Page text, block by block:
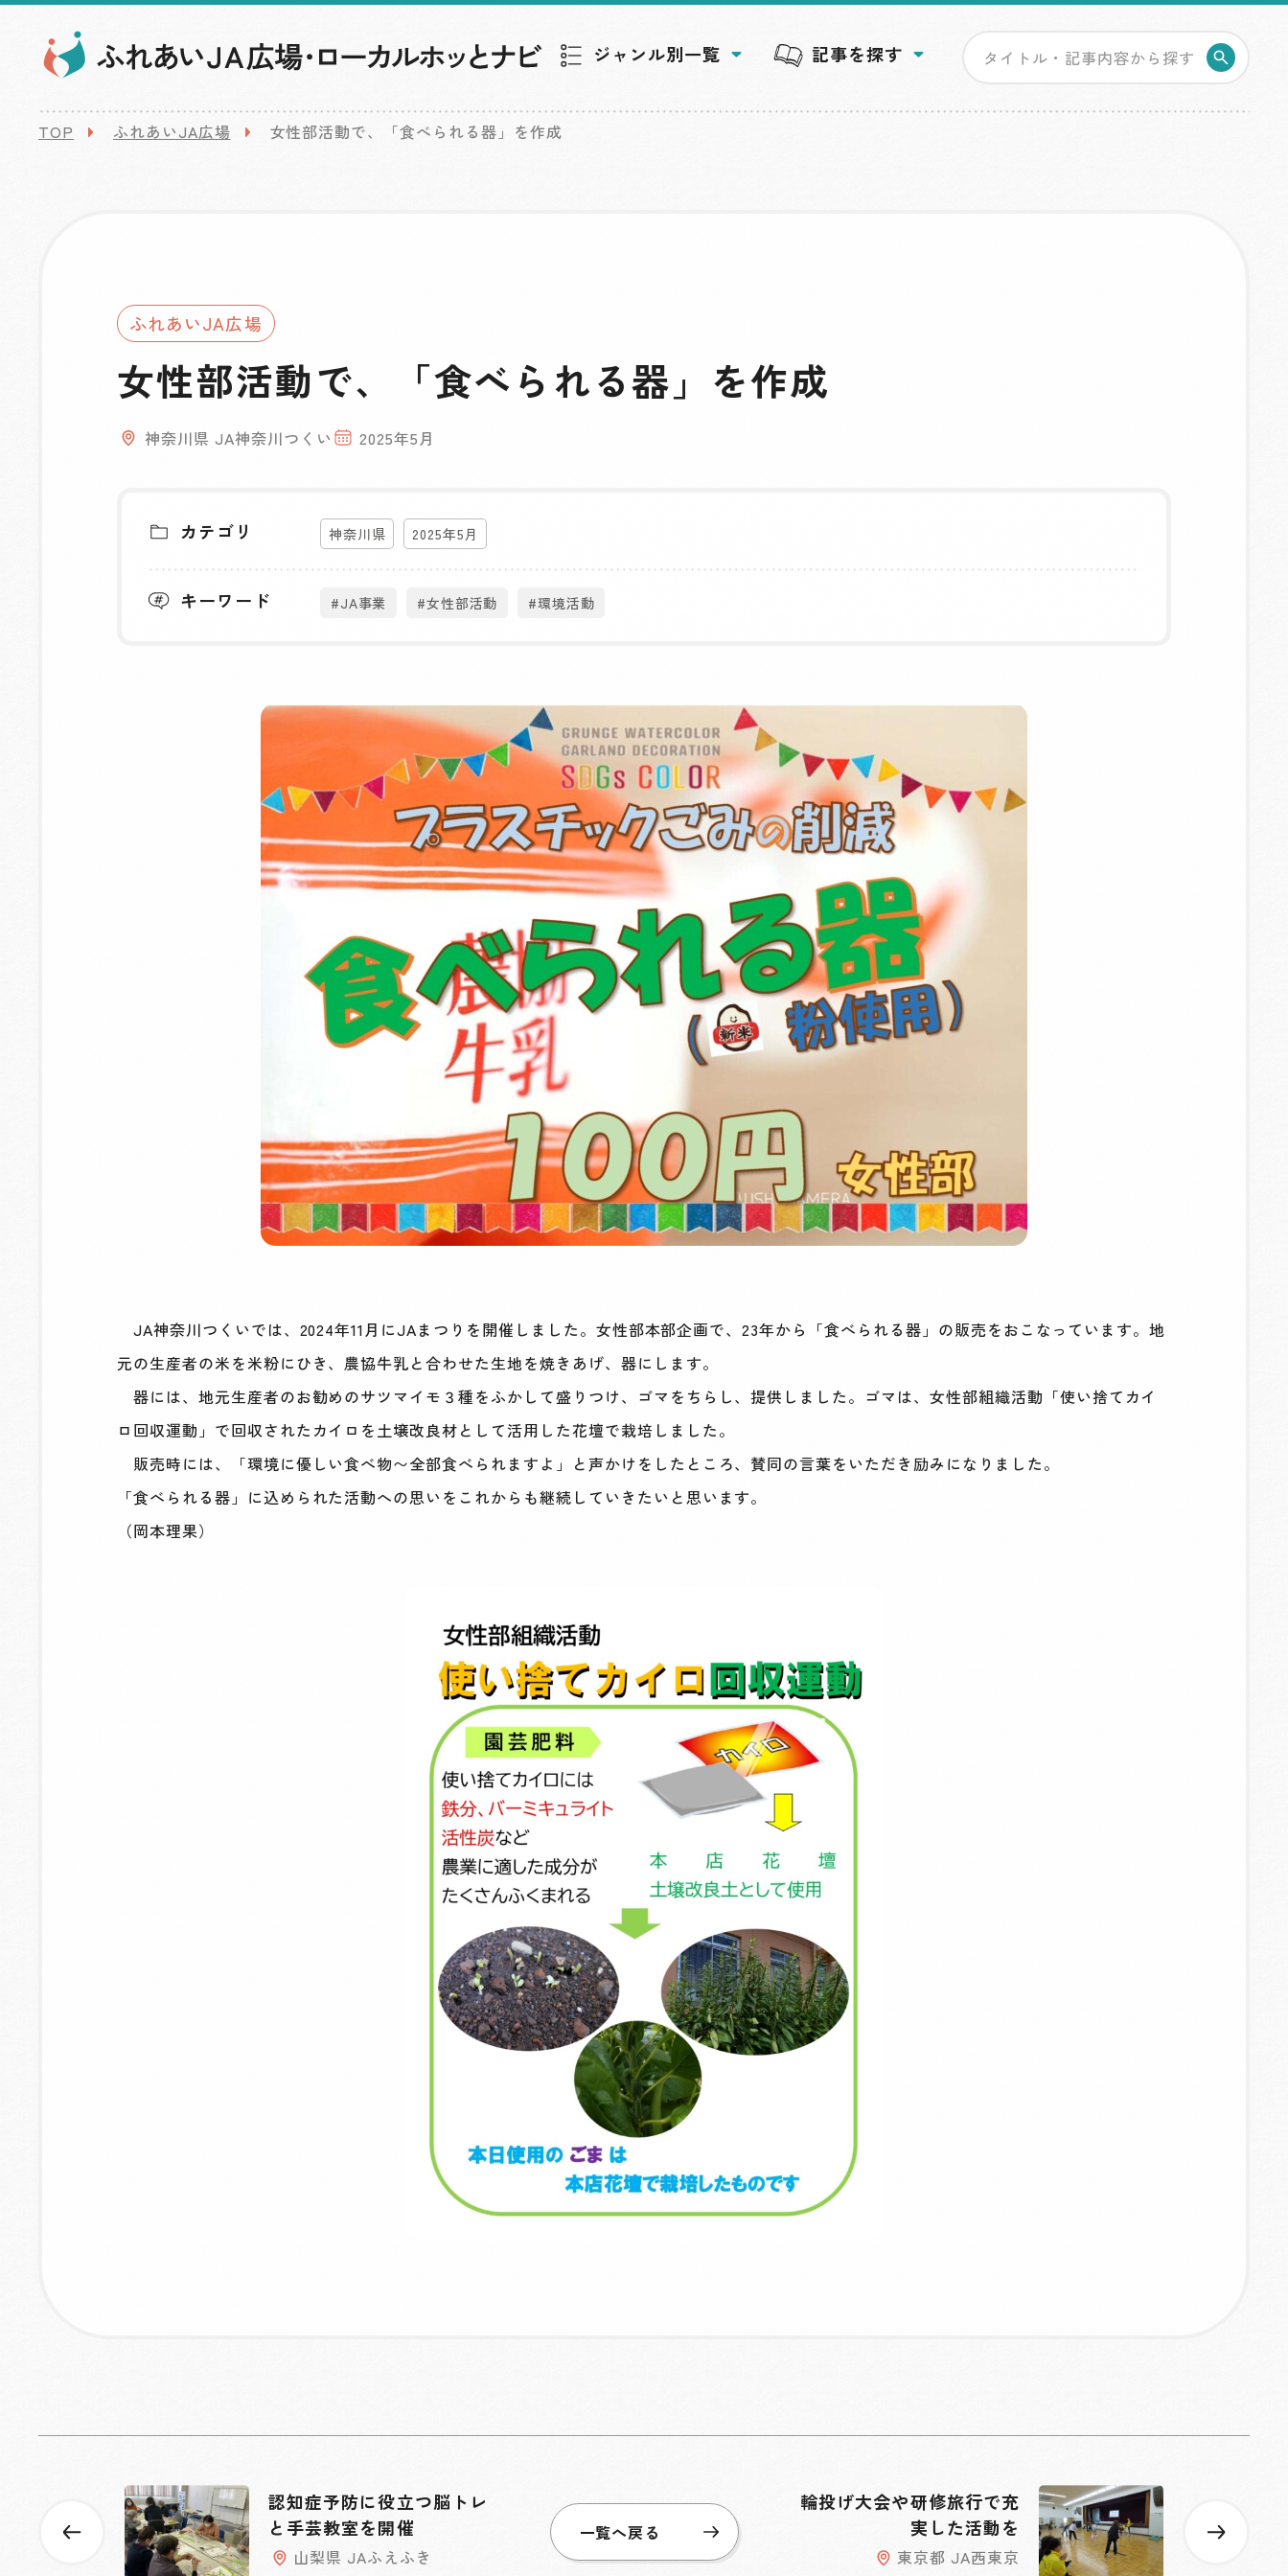
ジャンル別一覧 記事を探す
TOP ふれあいJA広場 女性部活動で、「食べられる器」を作成
ふれあいJA広場
女性部活動で、「食べられる器」を作成
神奈川県 JA神奈川つくい 2025年5月
カテゴリ 神奈川県 2025年5月
キーワード #JA事業 #女性部活動 #環境活動
JA神奈川つくいでは、2024年11月にJAまつりを開催しました。女性部本部企画で、23年から「食べられる器」の販売をおこなっています。地
元の生産者の米を米粉にひき、農協牛乳と合わせた生地を焼きあげ、器にします。
器には、地元生産者のお勧めのサツマイモ３種をふかして盛りつけ、ゴマをちらし、提供しました。ゴマは、女性部組織活動「使い捨てカイ
ロ回収運動」で回収されたカイロを土壌改良材として活用した花壇で栽培しました。
販売時には、「環境に優しい食べ物〜全部食べられますよ」と声かけをしたところ、賛同の言葉をいただき励みになりました。
「食べられる器」に込められた活動への思いをこれからも継続していきたいと思います。
（岡本理果）
認知症予防に役立つ脳トレ
と手芸教室を開催
山梨県 JAふえふき
輪投げ大会や研修旅行で充
実した活動を
東京都 JA西東京
一覧へ戻る